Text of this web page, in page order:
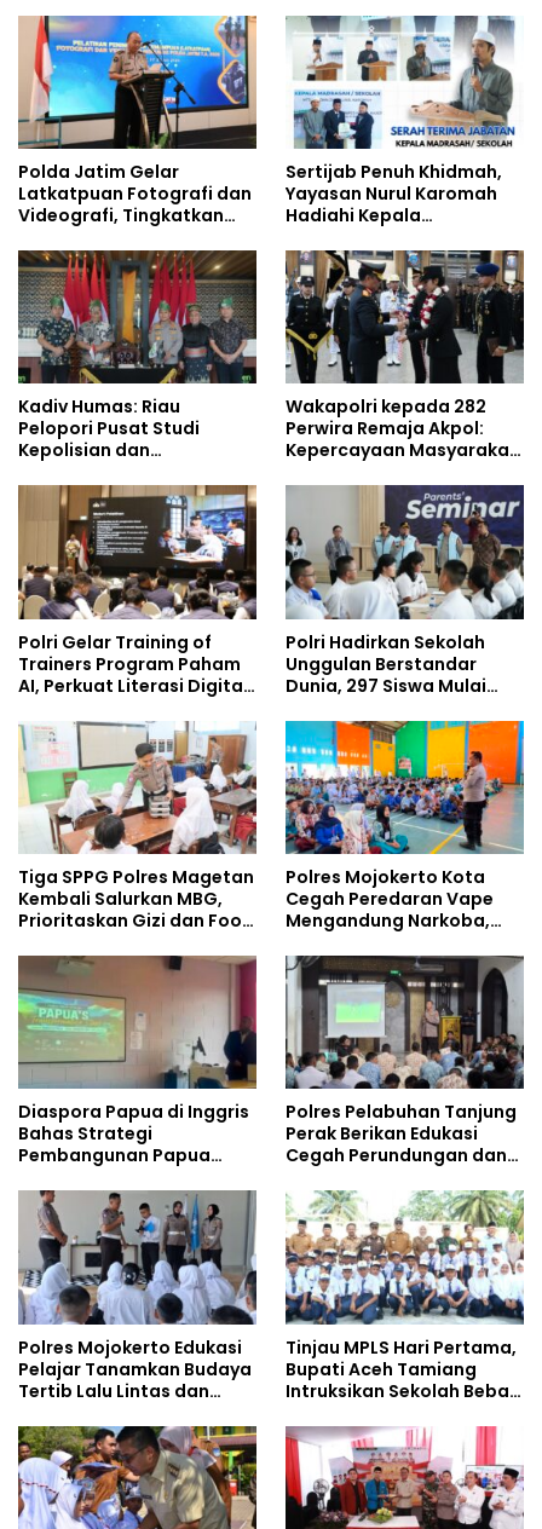
Studi Kepolisian
Polda Jatim Gelar
Latkatpuan Fotografi dan
Videografi, Tingkatkan
Era Digital
Sertijab Penuh Khidmah,
Yayasan Nurul Karomah
Hadiahi Kepala
Umrah
Kadiv Humas: Riau
Pelopori Pusat Studi
Kepolisian dan
Policing Masuki Babak
Wakapolri kepada 282
Perwira Remaja Akpol:
Kepercayaan Masyarakat
Polri Gelar Training of
Trainers Program Paham
AI, Perkuat Literasi Digital
Polri Hadirkan Sekolah
Unggulan Berstandar
Dunia, 297 Siswa Mulai
Tiga SPPG Polres Magetan
Kembali Salurkan MBG,
Prioritaskan Gizi dan Food
Polres Mojokerto Kota
Cegah Peredaran Vape
Mengandung Narkoba,
Kalangan Remaja
Diaspora Papua di Inggris
Bahas Strategi
Pembangunan Papua
Doktoral Internasional
Polres Pelabuhan Tanjung
Perak Berikan Edukasi
Cegah Perundungan dan
kepada Pelajar MPLS
Polres Mojokerto Edukasi
Pelajar Tanamkan Budaya
Tertib Lalu Lintas dan
Tinjau MPLS Hari Pertama,
Bupati Aceh Tamiang
Intruksikan Sekolah Bebas